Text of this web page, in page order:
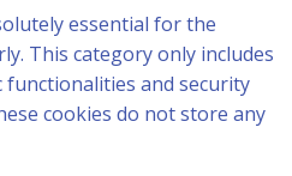
essential for the
This category only includes
and security
cookies do not store any